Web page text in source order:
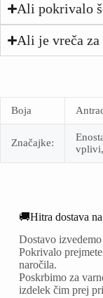
Ali pokrivalo
Ali je vreča
Boja
Značajke:
🚚Hitra dostava
Dostavo
Pokrivalo
naročila.
Poskrbimo za
izdelek čim prej